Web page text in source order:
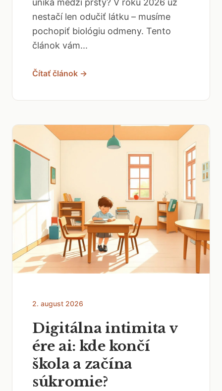
uniká medzi prsty? V roku 2026 už
nestačí len odučiť látku – musíme
pochopiť biológiu odmeny. Tento
článok vám...
Čítať článok →
2. august 2026
Digitálna intimita v
ére ai: kde končí
škola a začína
súkromie?